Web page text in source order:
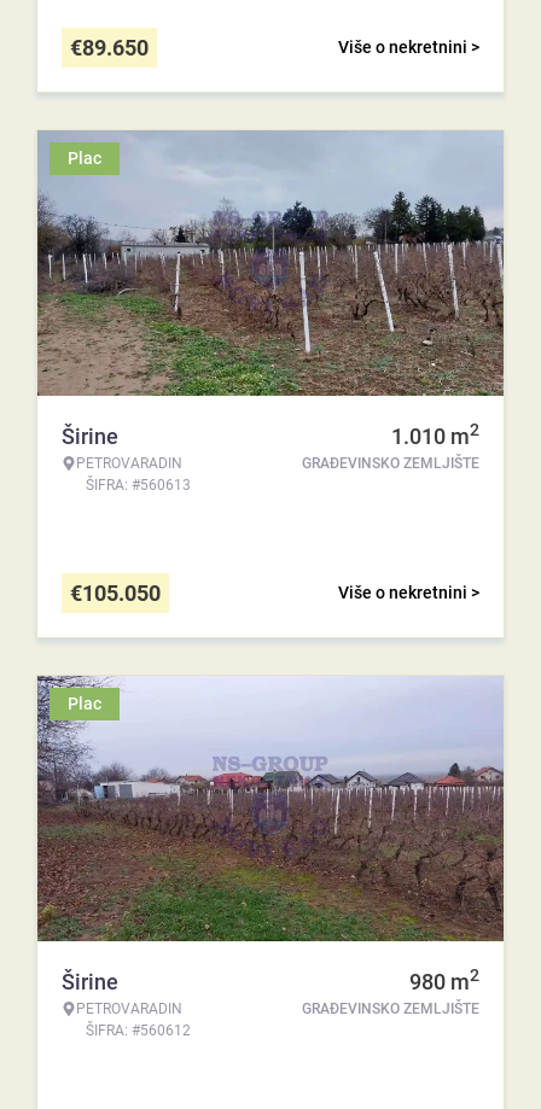
Više o nekretnini >
€89.650
Plac
Širine
PETROVARADIN
ŠIFRA: #560613
1.010 m2
GRAĐEVINSKO ZEMLJIŠTE
Više o nekretnini >
€105.050
Plac
Širine
PETROVARADIN
ŠIFRA: #560612
980 m2
GRAĐEVINSKO ZEMLJIŠTE